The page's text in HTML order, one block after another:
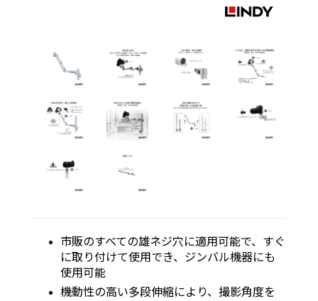
市販のすべての雄ネジ穴に適用可能で、すぐ
に取り付けて使用でき、ジンバル機器にも
使用可能
機動性の高い多段伸縮により、撮影角度を